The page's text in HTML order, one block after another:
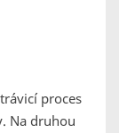
proces
Na druhou